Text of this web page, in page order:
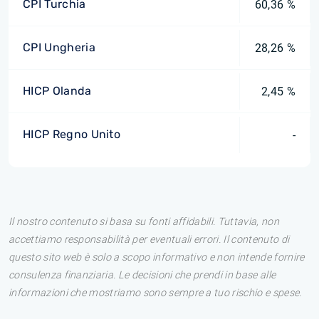
CPI Turchia 60,36 %
CPI Ungheria 28,26 %
HICP Olanda 2,45 %
HICP Regno Unito -
Il nostro contenuto si basa su fonti affidabili. Tuttavia, non
accettiamo responsabilità per eventuali errori. Il contenuto di
questo sito web è solo a scopo informativo e non intende fornire
consulenza finanziaria. Le decisioni che prendi in base alle
informazioni che mostriamo sono sempre a tuo rischio e spese.